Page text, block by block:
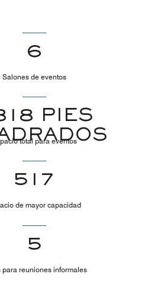
6
Salones de eventos
PIES
total para eventos
517
de mayor capacidad
5
para reuniones informales